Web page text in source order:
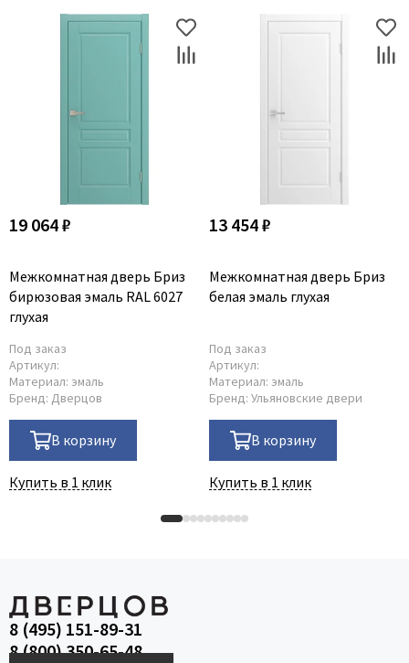
19 064 ₽
Межкомнатная дверь Бриз
бирюзовая эмаль RAL 6027
глухая
Под заказ
Артикул:
Материал: эмаль
Бренд: Дверцов
В корзину
Купить в 1 клик
13 454 ₽
Межкомнатная дверь Бриз
белая эмаль глухая
Под заказ
Артикул:
Материал: эмаль
Бренд: Ульяновские двери
В корзину
Купить в 1 клик
8 (495) 151-89-31
8 (800) 350-65-48